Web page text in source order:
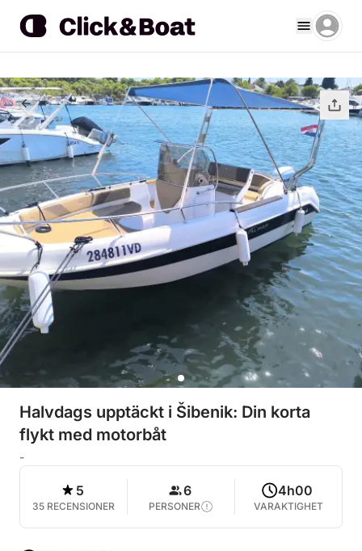
Halvdags upptäckt i Šibenik: Din korta
flykt med motorbåt
-
5
35 RECENSIONER
6
PERSONER
4h00
VARAKTIGHET